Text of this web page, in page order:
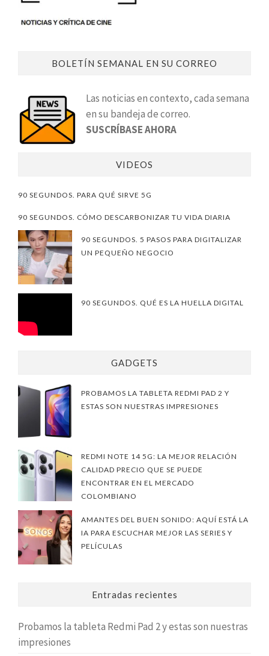
BOLETÍN SEMANAL EN SU CORREO
Las noticias en contexto, cada semana
en su bandeja de correo.
SUSCRÍBASE AHORA
VIDEOS
90 SEGUNDOS. PARA QUÉ SIRVE 5G
90 SEGUNDOS. CÓMO DESCARBONIZAR TU VIDA DIARIA
90 SEGUNDOS. 5 PASOS PARA DIGITALIZAR
UN PEQUEÑO NEGOCIO
90 SEGUNDOS. QUÉ ES LA HUELLA DIGITAL
GADGETS
PROBAMOS LA TABLETA REDMI PAD 2 Y
ESTAS SON NUESTRAS IMPRESIONES
REDMI NOTE 14 5G: LA MEJOR RELACIÓN
CALIDAD PRECIO QUE SE PUEDE
ENCONTRAR EN EL MERCADO
COLOMBIANO
AMANTES DEL BUEN SONIDO: AQUÍ ESTÁ LA
IA PARA ESCUCHAR MEJOR LAS SERIES Y
PELÍCULAS
Entradas recientes
Probamos la tableta Redmi Pad 2 y estas son nuestras
impresiones